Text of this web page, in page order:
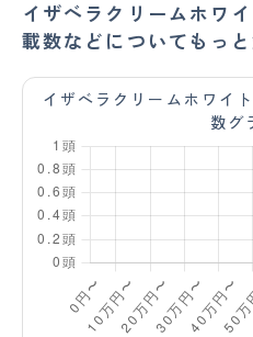
イザベラクリームホワ
載数などについてもっと
イザベラクリームホワイ
数グ